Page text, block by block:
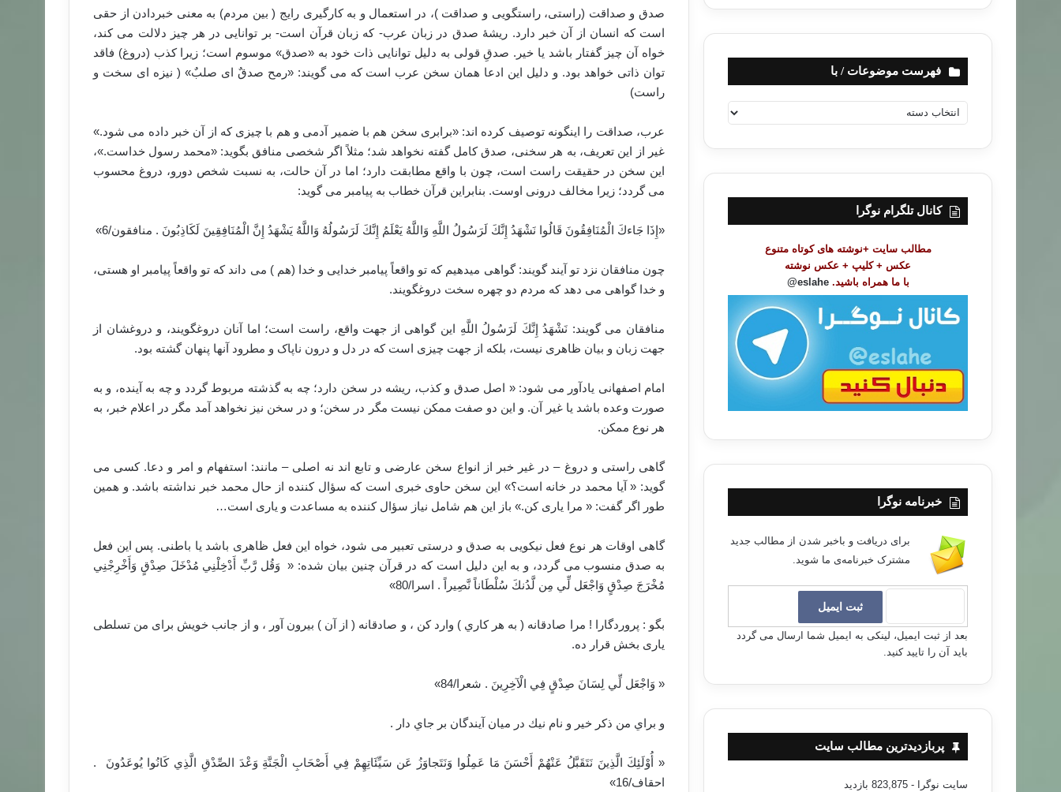
صدق و صداقت (راستی، راستگویی و صداقت )، در استعمال و به کارگیری رایج ( بین مردم) به معنی خبردادن از حقی
است که انسان از آن خبر دارد. ریشۀ صدق در زبان عرب- که زبان قرآن است- بر توانایی در هر چیز دلالت می کند،
خواه آن چیز گفتار باشد یا خیر. صدقِ قولی به دلیل توانایی ذات خود به «صدق» موسوم است؛ زیرا کذب (دروغ) فاقد
توان ذاتی خواهد بود. و دلیل این ادعا همان سخن عرب است که می گویند: «رمح صدقٌ ای صلبٌ» ( نیزه ای سخت و
راست)
عرب، صداقت را اینگونه توصیف کرده اند: «برابری سخن هم با ضمیر آدمی و هم با چیزی که از آن خبر داده می شود.»
غیر از این تعریف، به هر سخنی، صدق کامل گفته نخواهد شد؛ مثلاً اگر شخصی منافق بگوید: «محمد رسول خداست.»،
این سخن در حقیقت راست است، چون با واقع مطابقت دارد؛ اما در آن حالت، به نسبت شخص دورو، دروغ محسوب
می گردد؛ زیرا مخالف درونی اوست. بنابراین قرآن خطاب به پیامبر می گوید:
«إِذَا جَاءكَ الْمُنَافِقُونَ قَالُوا نَشْهَدُ إِنَّكَ لَرَسُولُ اللَّهِ وَاللَّهُ يَعْلَمُ إِنَّكَ لَرَسُولُهُ وَاللَّهُ يَشْهَدُ إِنَّ الْمُنَافِقِينَ لَكَاذِبُونَ ‏. منافقون/6»
چون منافقان نزد تو آیند گویند: گواهی میدهیم که تو واقعاً پیامبر خدایی و خدا (هم ) می داند که تو واقعاً پیامبر او هستی،
و خدا گواهی می دهد که مردم دو چهره سخت دروغگویند.
منافقان می گویند: نَشْهَدُ إِنَّكَ لَرَسُولُ اللَّهِ این گواهی از جهت واقع، راست است؛ اما آنان دروغگویند، و دروغشان از
جهت زبان و بیان ظاهری نیست، بلکه از جهت چیزی است که در دل و درون ناپاک و مطرود آنها پنهان گشته بود.
امام اصفهانی یادآور می شود: « اصل صدق و کذب، ریشه در سخن دارد؛ چه به گذشته مربوط گردد و چه به آینده، و به
صورت وعده باشد یا غیر آن. و این دو صفت ممکن نیست مگر در سخن؛ و در سخن نیز نخواهد آمد مگر در اعلام خبر، به
هر نوع ممکن.
گاهی راستی و دروغ – در غیر خبر از انواع سخن عارضی و تابع اند نه اصلی – مانند: استفهام و امر و دعا. کسی می
گوید: « آیا محمد در خانه است؟» این سخن حاوی خبری است که سؤال کننده از حال محمد خبر نداشته باشد. و همین
طور اگر گفت: « مرا یاری کن.» باز این هم شامل نیاز سؤال کننده به مساعدت و یاری است…
گاهی اوقات هر نوع فعل نیکویی به صدق و درستی تعبیر می شود، خواه این فعل ظاهری باشد یا باطنی. پس این فعل
به صدق منسوب می گردد، و به این دلیل است که در قرآن چنین بیان شده: « ‏ وَقُل رَّبِّ أَدْخِلْنِي مُدْخَلَ صِدْقٍ وَأَخْرِجْنِي
مُخْرَجَ صِدْقٍ وَاجْعَل لِّي مِن لَّدُنكَ سُلْطَاناً نَّصِيراً . اسرا/80»
‏بگو : پروردگارا ! مرا صادقانه ( به هر كاري ) وارد كن ، و صادقانه ( از آن ) بيرون آور ، و از جانب خویش برای من تسلطی
یاری بخش قرار ده.
‏« وَاجْعَل لِّي لِسَانَ صِدْقٍ فِي الْآخِرِينَ ‏. شعرا/84»
‏و براي من ذكر خير و نام نيك در ميان آيندگان بر جاي دار .
« أُوْلَئِكَ الَّذِينَ نَتَقَبَّلُ عَنْهُمْ أَحْسَنَ مَا عَمِلُوا وَنَتَجاوَزُ عَن سَيِّئَاتِهِمْ فِي أَصْحَابِ الْجَنَّةِ وَعْدَ الصِّدْقِ الَّذِي كَانُوا يُوعَدُونَ ‏ .
احقاف/16»
فهرست موضوعات / با
ه
ت
ض
کانال تلگرام نوگرا
مطالب سایت +نوشته های کوتاه متنوع
عکس + کلیپ + عکس نوشته
با ما همراه باشید. eslahe@
خبرنامه نوگرا
برای دریافت و باخبر شدن از مطالب جدید
مشترک خبرنامه‌ی ما شوید.
بعد از ثبت ایمیل، لینکی به ایمیل شما ارسال می گردد
باید آن را تایید کنید.
پربازدیدترین مطالب سایت
سایت نوگرا - 823,875 بازدید